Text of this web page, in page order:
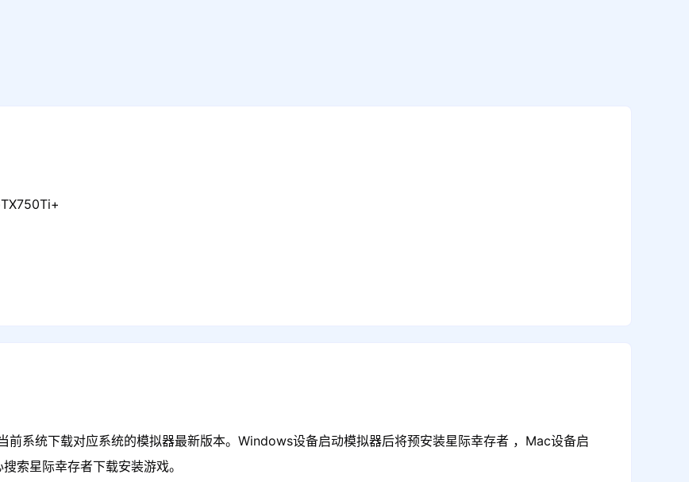
系统下载对应系统的模拟器最新版本。Windows设备启动模拟器后将预安装星际幸存者 ，Mac设备启
索星际幸存者下载安装游戏。